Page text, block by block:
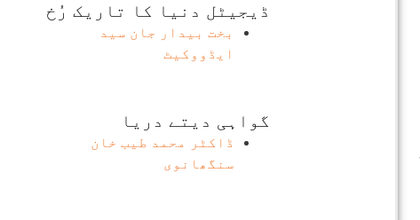
ڈیجیٹل دنیا کا تاریک رُخ
بخت بیدار جان سید
ایڈووکیٹ
گواہی دیتے دریا
ڈاکٹر محمد طیب خان
سنگھانوی